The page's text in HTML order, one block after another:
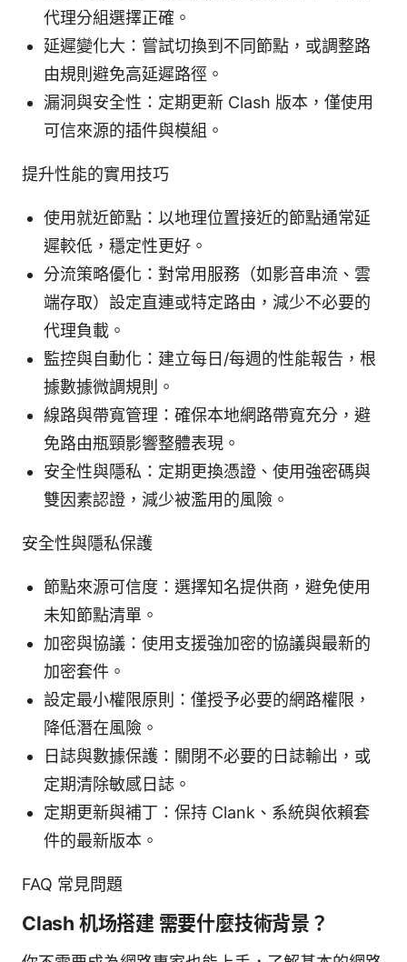
代理分組選擇正確。
延遲變化大：嘗試切換到不同節點，或調整路
由規則避免高延遲路徑。
漏洞與安全性：定期更新 Clash 版本，僅使用
可信來源的插件與模組。
提升性能的實用技巧
使用就近節點：以地理位置接近的節點通常延
遲較低，穩定性更好。
分流策略優化：對常用服務（如影音串流、雲
端存取）設定直連或特定路由，減少不必要的
代理負載。
監控與自動化：建立每日/每週的性能報告，根
據數據微調規則。
線路與帶寬管理：確保本地網路帶寬充分，避
免路由瓶頸影響整體表現。
安全性與隱私：定期更換憑證、使用強密碼與
雙因素認證，減少被濫用的風險。
安全性與隱私保護
節點來源可信度：選擇知名提供商，避免使用
未知節點清單。
加密與協議：使用支援強加密的協議與最新的
加密套件。
設定最小權限原則：僅授予必要的網路權限，
降低潛在風險。
日誌與數據保護：關閉不必要的日誌輸出，或
定期清除敏感日誌。
定期更新與補丁：保持 Clank、系統與依賴套
件的最新版本。
FAQ 常見問題
Clash 机场搭建 需要什麼技術背景？